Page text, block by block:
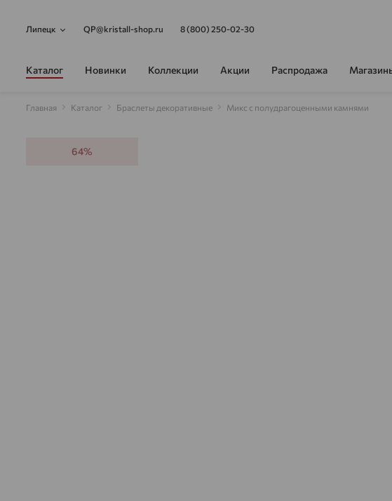
Липецк QP@kristall-shop.ru 8 (800) 250-02-30
Каталог Новинки Коллекции Акции Распродажа
Главная Каталог Браслеты декоративные Микс с полудрагоценными камнями
64%